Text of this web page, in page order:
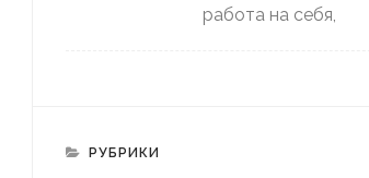
работа на себя,
РУБРИКИ